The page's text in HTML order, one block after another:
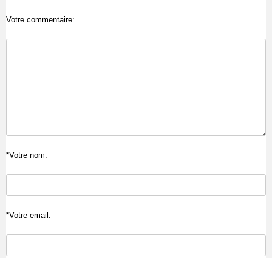
Votre commentaire:
*Votre nom:
*Votre email: